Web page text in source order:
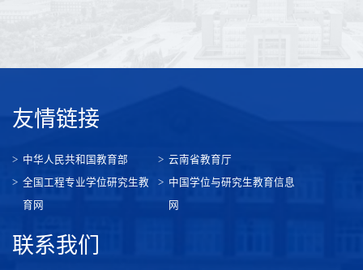
友情链接
中华人民共和国教育部
云南省教育厅
全国工程专业学位研究生教
育网
中国学位与研究生教育信息
网
联系我们